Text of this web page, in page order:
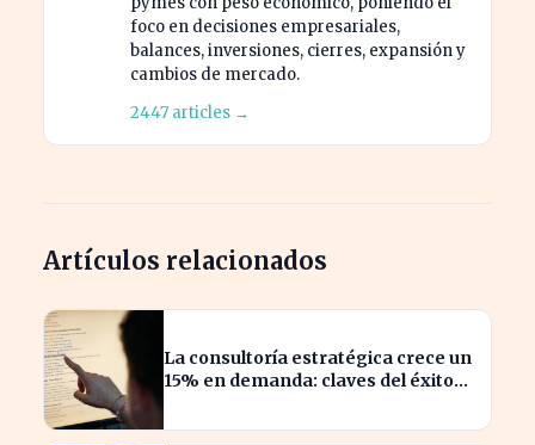
foco en decisiones empresariales,
balances, inversiones, cierres, expansión y
cambios de mercado.
2447 articles →
Artículos relacionados
La consultoría estratégica crece un
15% en demanda: claves del éxito